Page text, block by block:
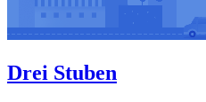
Drei Stuben